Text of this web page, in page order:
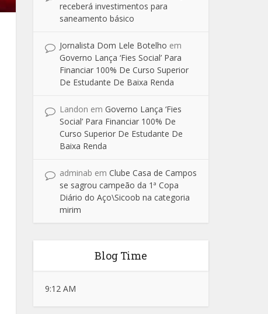
receberá investimentos para
saneamento básico
Jornalista Dom Lele Botelho em
Governo Lança ‘Fies Social’ Para
Financiar 100% De Curso Superior
De Estudante De Baixa Renda
Landon em Governo Lança ‘Fies
Social’ Para Financiar 100% De
Curso Superior De Estudante De
Baixa Renda
adminab em Clube Casa de Campos
se sagrou campeão da 1ª Copa
Diário do Aço\Sicoob na categoria
mirim
Blog Time
9:12 AM